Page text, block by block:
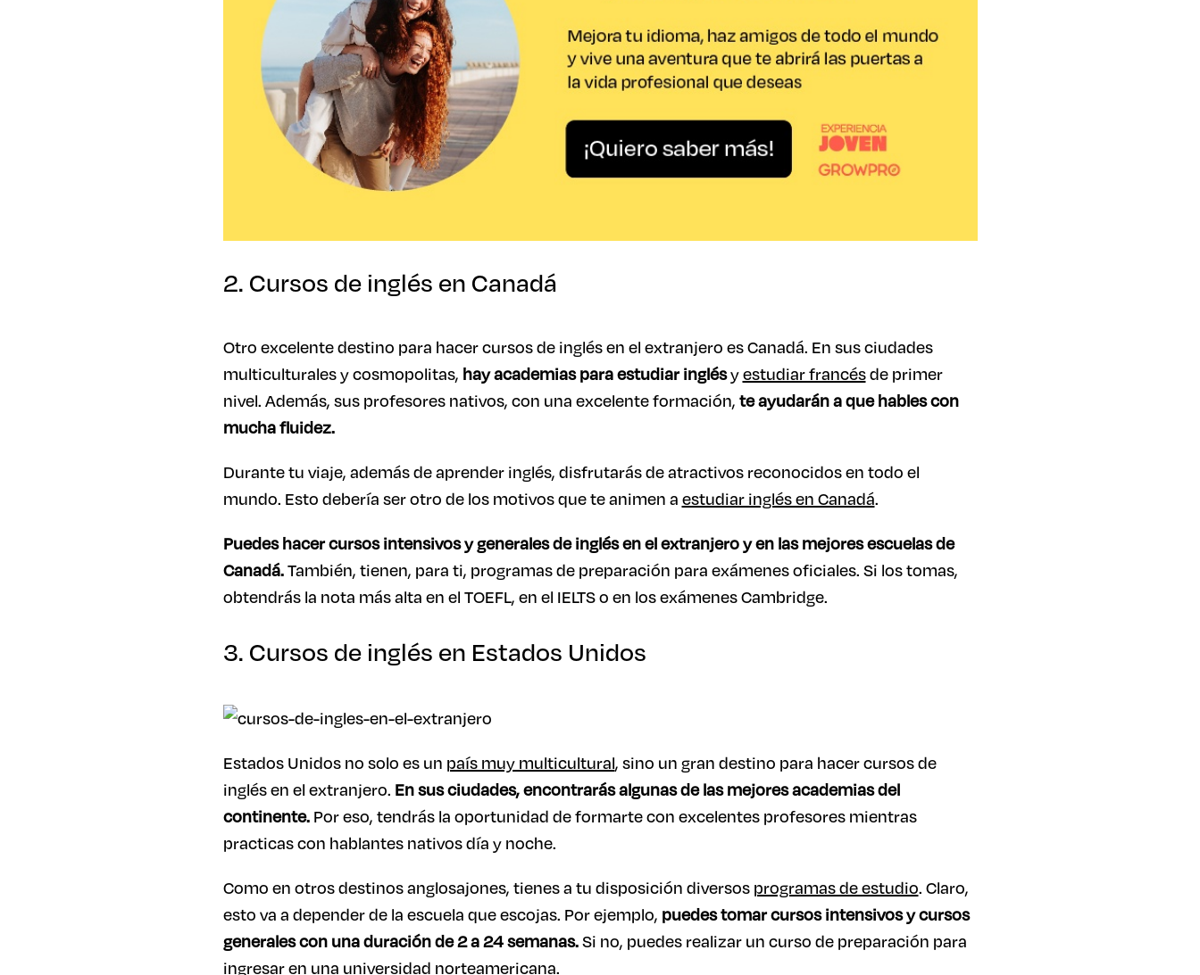
2. Cursos de inglés en Canadá
Otro excelente destino para hacer cursos de inglés en el extranjero es Canadá. En sus ciudades
multiculturales y cosmopolitas, hay academias para estudiar inglésyestudiar francésde primer
nivel. Además, sus profesores nativos, con una excelente formación,te ayudarán a que hables con
mucha fluidez.
Durante tu viaje, además de aprender inglés, disfrutarás de atractivos reconocidos en todo el
mundo. Esto debería ser otro de los motivos que te animen aestudiar inglés en Canadá.
Puedes hacer cursos intensivos y generales de inglés en el extranjero y en las mejores escuelas de
Canadá.También, tienen, para ti, programas de preparación para exámenes oficiales. Si los tomas,
obtendrás la nota más alta en el TOEFL, en el IELTS o en los exámenes Cambridge.
3. Cursos de inglés en Estados Unidos
Estados Unidos no solo es un país muy multicultural, sino un gran destino para hacer cursos de
inglés en el extranjero. En sus ciudades, encontrarás algunas de las mejores academias del
continente.Por eso, tendrás la oportunidad de formarte con excelentes profesores mientras
practicas con hablantes nativos día y noche.
Como en otros destinos anglosajones, tienes a tu disposición diversosprogramas de estudio. Claro,
esto va a depender de la escuela que escojas. Por ejemplo, puedes tomar cursos intensivos y cursos
generales con una duración de 2 a 24 semanas.Si no, puedes realizar un curso de preparación para
ingresar en una universidad norteamericana.